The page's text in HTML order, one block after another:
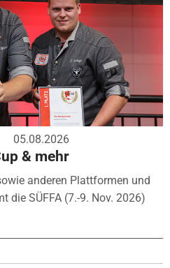
05.08.2026
& mehr
anderen Plattformen und
die SÜFFA (7.-9. Nov. 2026)